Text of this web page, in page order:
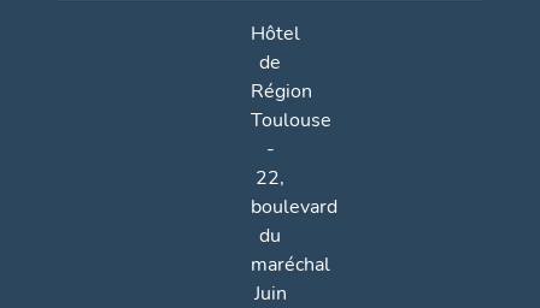
Hôtel
de
Région
Toulouse
-
22,
boulevard
du
maréchal
Juin